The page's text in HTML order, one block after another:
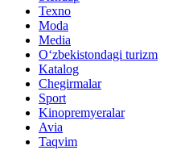
Texno
Moda
Media
O‘zbekistondagi turizm
Katalog
Chegirmalar
Sport
Kinopremyeralar
Avia
Taqvim